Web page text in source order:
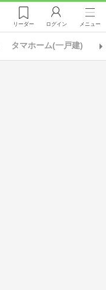
リーダー ログイン メニュー
タマホーム(一戸建)